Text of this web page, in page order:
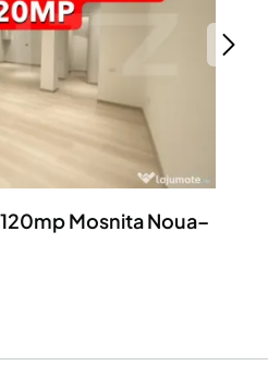
profesionale
Mosnita Noua–